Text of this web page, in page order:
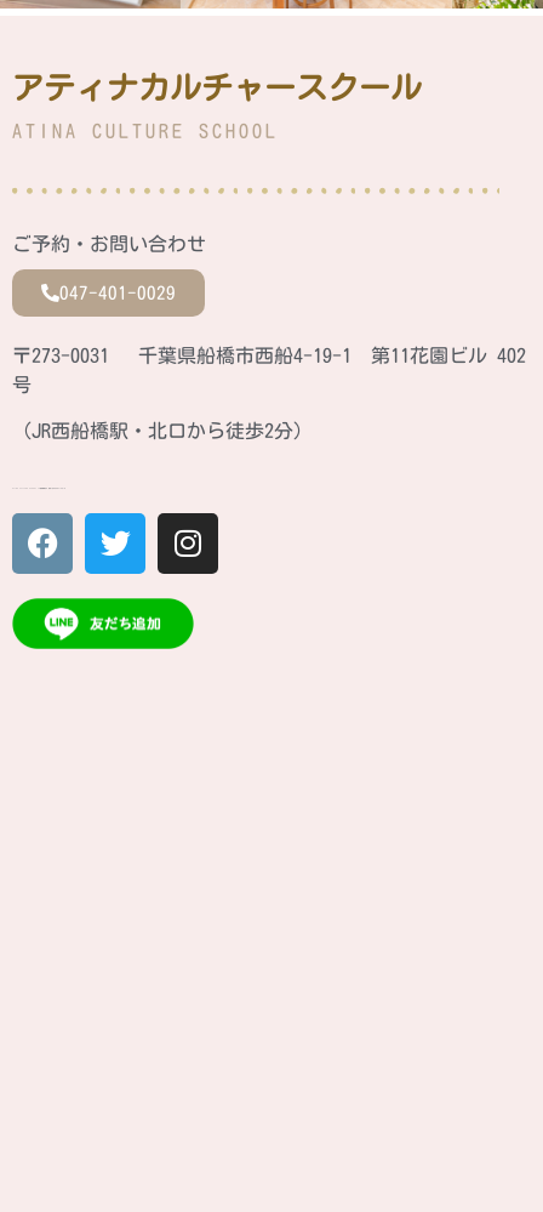
アティナカルチャースクール
ATINA CULTURE SCHOOL
ご予約・お問い合わせ
047-401-0029
〒273-0031 千葉県船橋市西船4-19-1 第11花園ビル 402
号
（JR西船橋駅・北口から徒歩2分）